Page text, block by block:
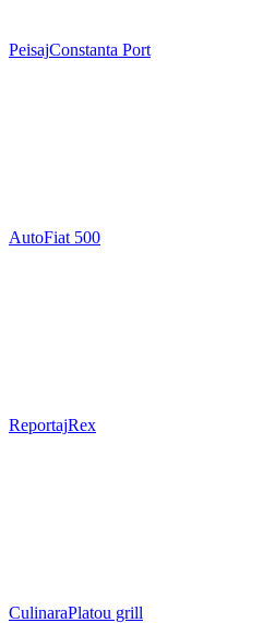
PeisajConstanta Port
AutoFiat 500
ReportajRex
CulinaraPlatou grill